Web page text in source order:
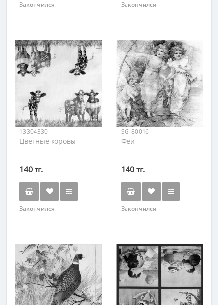
Закончился Закончился
13304330
Цветные коровы
140 тг.
Закончился
SG-80016
Феи
140 тг.
Закончился